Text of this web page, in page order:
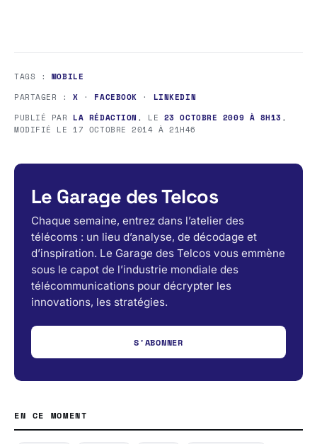
TAGS : MOBILE
PARTAGER :X · FACEBOOK · LINKEDIN
PUBLIÉ PAR LA RÉDACTION , LE 23 OCTOBRE 2009 À 8H13 ,
MODIFIÉ LE17 OCTOBRE 2014 À 21H46
Le Garage des Telcos
Chaque semaine, entrez dans l’atelier des
télécoms : un lieu d’analyse, de décodage et
d’inspiration. Le Garage des Telcos vous emmène
sous le capot de l’industrie mondiale des
télécommunications pour décrypter les
innovations, les stratégies.
S'ABONNER
EN CE MOMENT